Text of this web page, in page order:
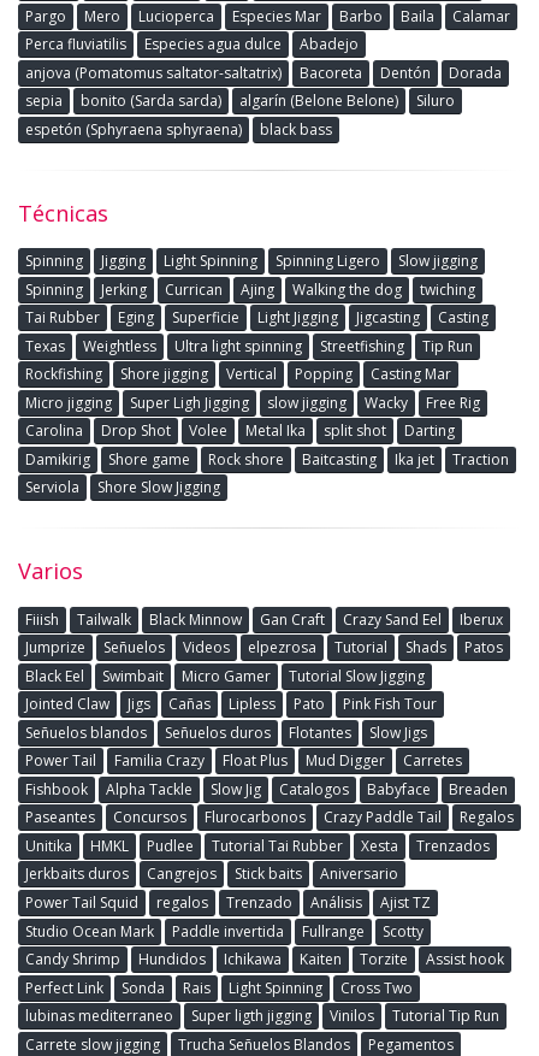
Pargo
Mero Lucioperca Especies Mar Barbo Baila
Calamar
Perca fluviatilis
Especies agua dulce
Abadejo
anjova (Pomatomus saltator-saltatrix)
Bacoreta Dentón
Dorada
sepia
bonito (Sarda sarda) algarín (Belone Belone)
Siluro
espetón (Sphyraena sphyraena)
black bass
Técnicas
Spinning Jigging Light Spinning Spinning Ligero
Slow jigging
Spinning
Jerking Currican Ajing Walking the dog
twiching
Tai Rubber
Eging Superficie Light Jigging Jigcasting
Casting
Texas
Weightless Ultra light spinning Streetfishing
Tip Run
Rockfishing
Shore jigging Vertical Popping
Casting Mar
Micro jigging
Super Ligh Jigging slow jigging Wacky
Free Rig
Carolina
Drop Shot Volee Metal Ika split shot
Darting
Damikirig
Shore game Rock shore Baitcasting Ika jet
Traction
Serviola
Shore Slow Jigging
Varios
Fiiish Tailwalk Black Minnow Gan Craft Crazy Sand Eel
Iberux
Jumprize
Señuelos Videos elpezrosa Tutorial Shads
Patos
Black Eel
Swimbait Micro Gamer
Tutorial Slow Jigging
Jointed Claw
Jigs Cañas Lipless Pato
Pink Fish Tour
Señuelos blandos
Señuelos duros Flotantes
Slow Jigs
Power Tail
Familia Crazy Float Plus Mud Digger
Carretes
Fishbook
Alpha Tackle Slow Jig Catalogos Babyface
Breaden
Paseantes
Concursos Flurocarbonos Crazy Paddle Tail
Regalos
Unitika
HMKL Pudlee Tutorial Tai Rubber Xesta
Trenzados
Jerkbaits duros
Cangrejos Stick baits
Aniversario
Power Tail Squid
regalos Trenzado Análisis
Ajist TZ
Studio Ocean Mark
Paddle invertida Fullrange
Scotty
Candy Shrimp
Hundidos Ichikawa Kaiten Torzite
Assist hook
Perfect Link
Sonda Rais Light Spinning
Cross Two
lubinas mediterraneo
Super ligth jigging Vinilos
Tutorial Tip Run
Carrete slow jigging
Trucha Señuelos Blandos
Pegamentos